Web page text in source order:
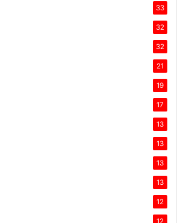
33
32
32
21
19
17
13
13
13
13
12